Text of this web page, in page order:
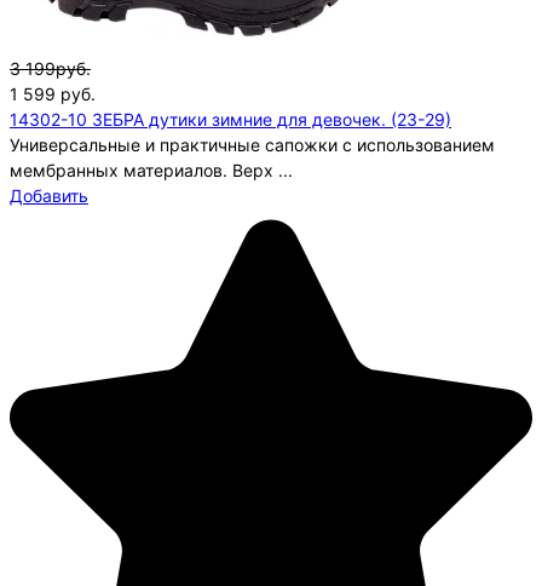
3 199руб.
1 599 руб.
14302-10 ЗЕБРА дутики зимние для девочек. (23-29)
Универсальные и практичные сапожки с использованием
мембранных материалов. Верх ...
Добавить